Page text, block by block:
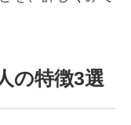
の特徴3選